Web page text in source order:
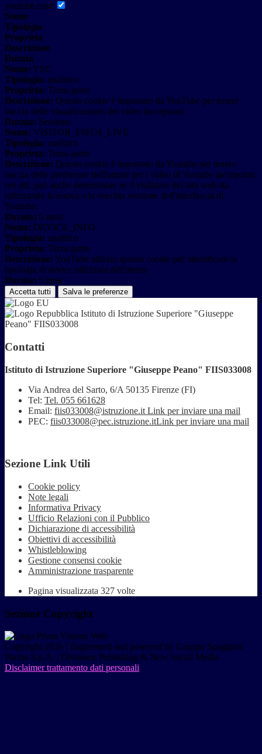
youtube.com
Nome
Tipologia
Proprieta
Descrizione
Durata
Nome: YSC
Tipologia: analitico
Proprieta: Terza-parte
Descrizione: Questo cookie è impostato da YouTube per tenere
traccia delle visualizzazioni dei video incorporati.
Durata: Sessione
Nome: VISITOR_INFO1_LIVE
Tipologia: analitico
Proprieta: Terza-parte
Descrizione: Questo cookie è impostato da Youtube per tenere
traccia delle preferenze dell'utente per i video di Youtube incorporati
nei siti; può anche determinare se il visitatore del sito web sta
utilizzando la nuova o la vecchia versione dell'interfaccia di
Youtube.
Durata: 6 mesi
Nome: DEVICE_INFO
Tipologia: analitico
Proprieta: Terza-parte
Descrizione: YouTube utilizza questo cookie per identificare la
tipologia di device utilizzata dall'utente
Durata: 6 mesi
Accetta tutti Salva le preferenze
Istituto di Istruzione Superiore "Giuseppe
Peano" FIIS033008
Contatti
Istituto di Istruzione Superiore "Giuseppe Peano" FIIS033008
Via Andrea del Sarto, 6/A 50135 Firenze (FI)
Tel: Tel. 055 661628
Email: fiis033008@istruzione.it Link per inviare una mail
PEC: fiis033008@pec.istruzione.itLink per inviare una mail
Sezione Link Utili
Cookie policy
Note legali
Informativa Privacy
Ufficio Relazioni con il Pubblico
Dichiarazione di accessibilità
Obiettivi di accessibilità
Whistleblowing
Gestione consensi cookie
Amministrazione trasparente
Pagina visualizzata 327 volte
Sezione Copyright
Copyright 2026 | Engineered and powered by Gruppo Spaggiari
Parma S.p.A. | Divisione Publishing & New Social Media
Disclaimer trattamento dati personali